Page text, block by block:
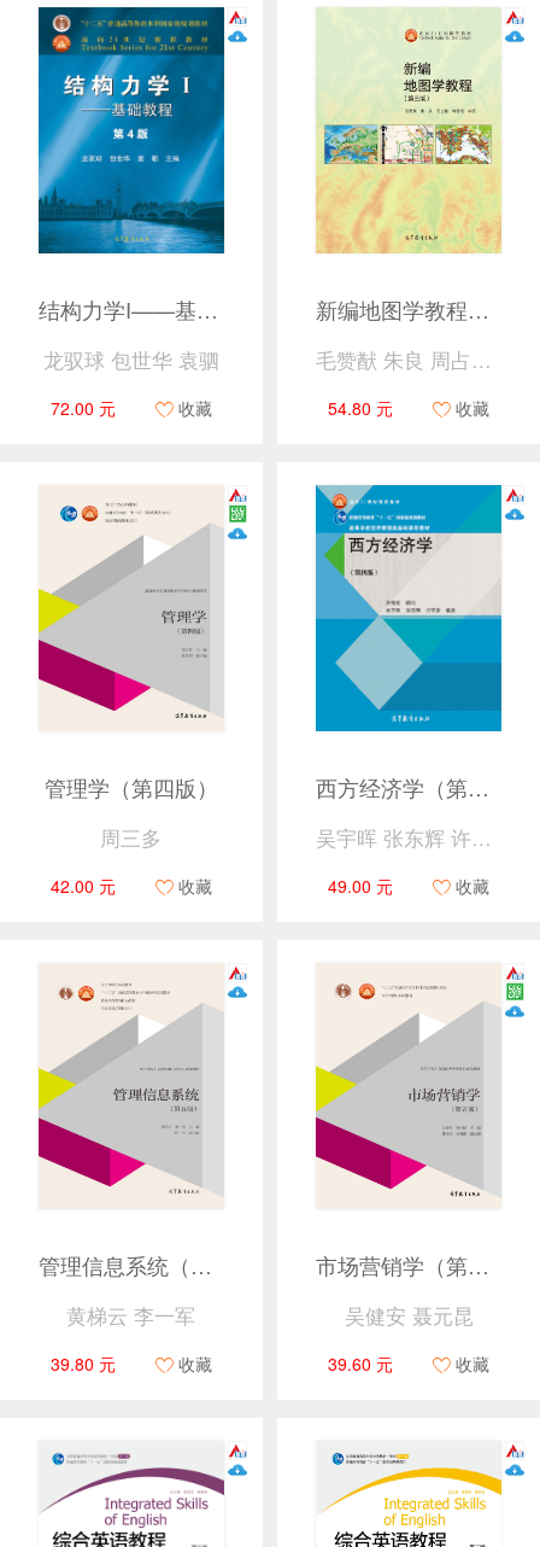
结构力学I——基础教程（第4版）
龙驭球 包世华 袁驷
72.00 元 收藏
新编地图学教程（第3版）
毛赞猷 朱良 周占鳌 韩雪培
54.80 元 收藏
管理学（第四版）
周三多
42.00 元 收藏
西方经济学（第四版）
吴宇晖 张东辉 许罕多 许纯祯
49.00 元 收藏
管理信息系统（第五版）
黄梯云 李一军
39.80 元 收藏
市场营销学（第五版）
吴健安 聂元昆
39.60 元 收藏